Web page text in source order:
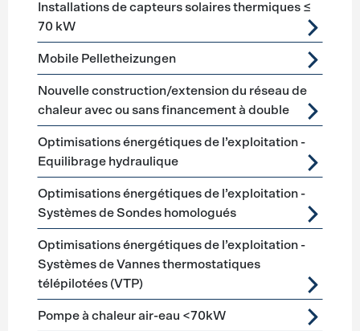
Installations de capteurs solaires thermiques ≤
70 kW
Mobile Pelletheizungen
Nouvelle construction/extension du réseau de
chaleur avec ou sans financement à double
Optimisations énergétiques de l’exploitation -
Equilibrage hydraulique
Optimisations énergétiques de l’exploitation -
Systèmes de Sondes homologués
Optimisations énergétiques de l’exploitation -
Systèmes de Vannes thermostatiques
télépilotées (VTP)
Pompe à chaleur air-eau <70kW